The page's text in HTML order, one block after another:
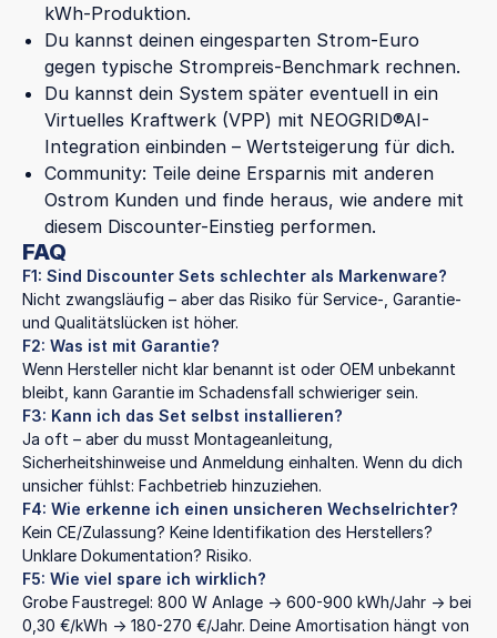
kWh-Produktion.
Du kannst deinen eingesparten Strom-Euro
gegen typische Strompreis-Benchmark rechnen.
Du kannst dein System später eventuell in ein
Virtuelles Kraftwerk (VPP) mit NEOGRID®AI-
Integration einbinden – Wertsteigerung für dich.
Community: Teile deine Ersparnis mit anderen
Ostrom Kunden und finde heraus, wie andere mit
diesem Discounter-Einstieg performen.
FAQ
F1: Sind Discounter Sets schlechter als Markenware?
Nicht zwangsläufig – aber das Risiko für Service-, Garantie-
und Qualitätslücken ist höher.
F2: Was ist mit Garantie?
Wenn Hersteller nicht klar benannt ist oder OEM unbekannt
bleibt, kann Garantie im Schadensfall schwieriger sein.
F3: Kann ich das Set selbst installieren?
Ja oft – aber du musst Montageanleitung,
Sicherheitshinweise und Anmeldung einhalten. Wenn du dich
unsicher fühlst: Fachbetrieb hinzuziehen.
F4: Wie erkenne ich einen unsicheren Wechselrichter?
Kein CE/Zulassung? Keine Identifikation des Herstellers?
Unklare Dokumentation? Risiko.
F5: Wie viel spare ich wirklich?
Grobe Faustregel: 800 W Anlage → 600-900 kWh/Jahr → bei
0,30 €/kWh → 180-270 €/Jahr. Deine Amortisation hängt von